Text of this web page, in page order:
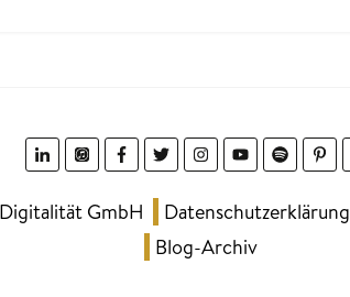
Digitalität GmbH Datenschutzerklärung
Blog-Archiv